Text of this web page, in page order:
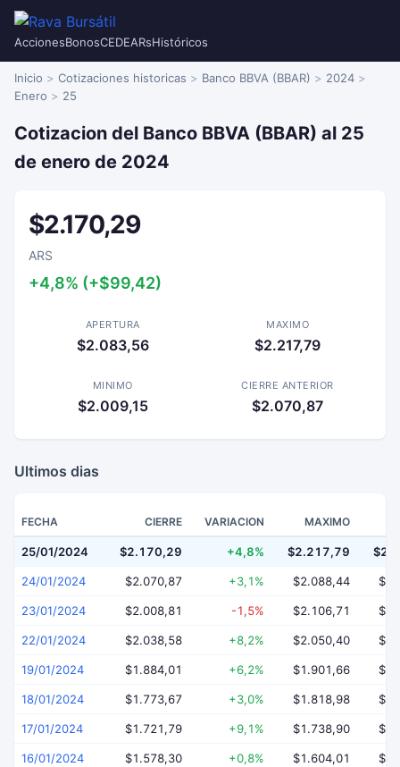
AccionesBonosCEDEARsHistóricos
Inicio Cotizaciones historicas Banco BBVA (BBAR)
2024
Enero
25
Cotizacion del Banco BBVA (BBAR) al 25
de enero de 2024
$2.170,29
ARS
+4,8% (+$99,42)
APERTURA
$2.083,56
MAXIMO
$2.217,79
MINIMO
$2.009,15
CIERRE ANTERIOR
$2.070,87
Ultimos dias
FECHA CIERRE VARIACION MAXIMO
25/01/2024 $2.170,29 +4,8% $2.217,79
24/01/2024 $2.070,87 +3,1% $2.088,44
23/01/2024 $2.008,81 -1,5% $2.106,71
22/01/2024 $2.038,58 +8,2% $2.050,40
19/01/2024 $1.884,01 +6,2% $1.901,66
18/01/2024 $1.773,67 +3,0% $1.818,98
17/01/2024 $1.721,79 +9,1% $1.738,90
16/01/2024 $1.578,30 +0,8% $1.604,01